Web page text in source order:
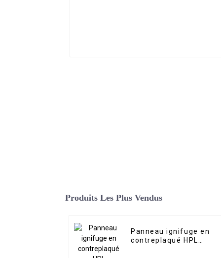
Produits Les Plus Vendus
Panneau ignifuge en
contreplaqué HPL